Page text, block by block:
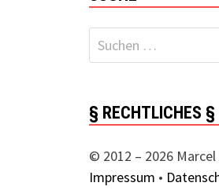
Suchen
nach:
§ RECHTLICHES §
© 2012 – 2026
Impressum •